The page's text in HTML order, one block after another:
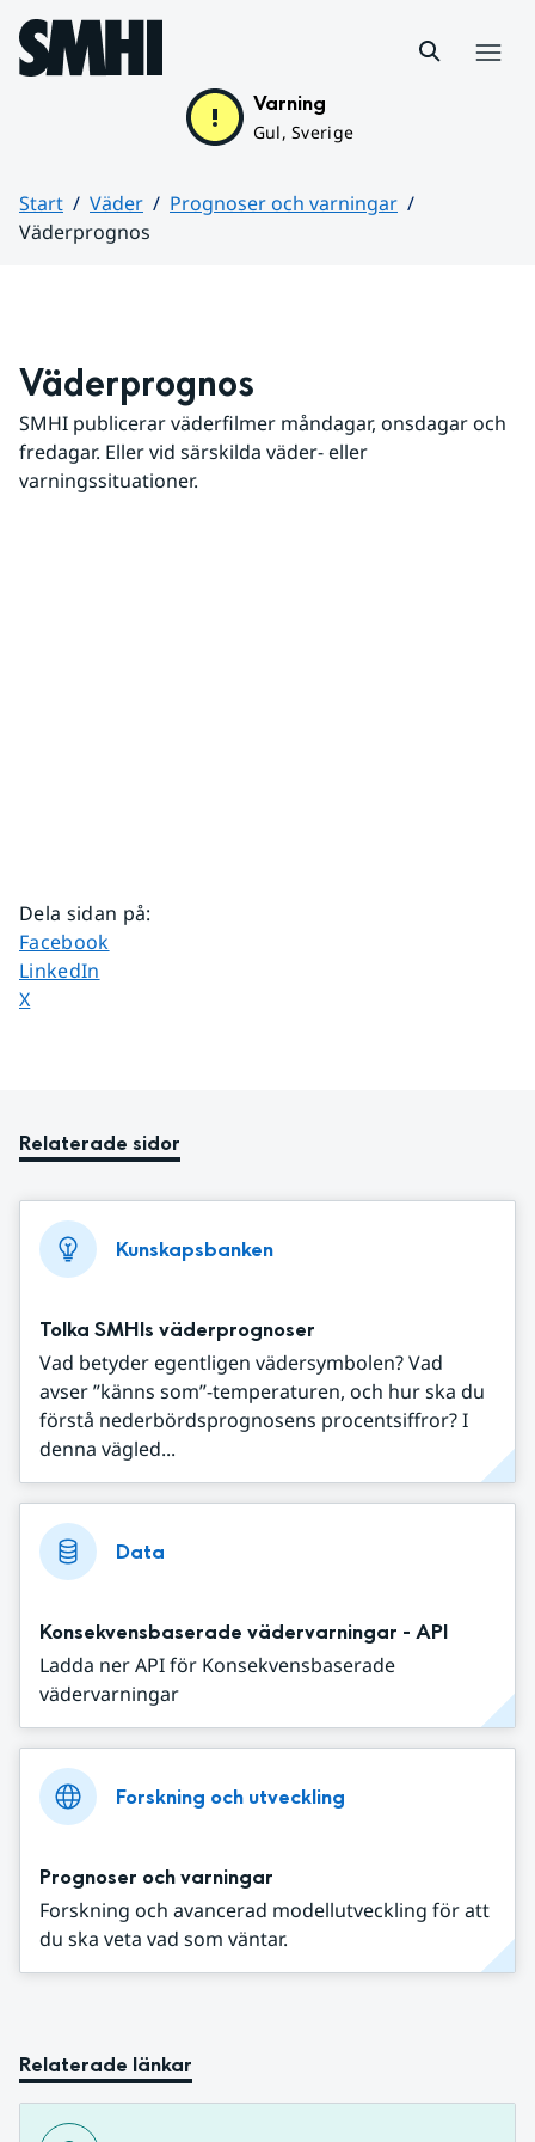
Hoppa till sidans innehåll
Varning
Gul, Sverige
Start Väder
Prognoser och varningar
Väderprognos
Väderprognos
SMHI publicerar väderfilmer måndagar, onsdagar och
fredagar. Eller vid särskilda väder- eller
varningssituationer.
Dela sidan på:
Dela sidan på
Facebook
Dela sidan på
LinkedIn
Dela sidan på
X
Relaterade sidor
Kunskapsbanken
Tolka SMHIs väderprognoser
Vad betyder egentligen vädersymbolen? Vad
avser ”känns som”-temperaturen, och hur ska du
förstå nederbördsprognosens procentsiffror? I
denna vägled...
Data
Konsekvensbaserade vädervarningar - API
Ladda ner API för Konsekvensbaserade
vädervarningar
Forskning och utveckling
Prognoser och varningar
Forskning och avancerad modellutveckling för att
du ska veta vad som väntar.
Relaterade länkar